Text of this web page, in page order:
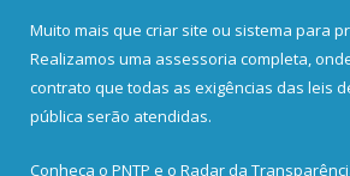
Muito mais que criar site ou sistema para
Realizamos uma assessoria completa,
contrato que todas as exigências das leis
pública serão atendidas.
Conheça o PNTP e o Radar da